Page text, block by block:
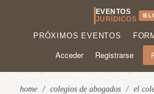
EVENTOS
JURÍDICOS
PRÓXIMOS EVENTOS
Acceder Registrarse
home / colegios de abogados / el